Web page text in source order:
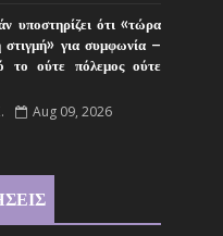
υποστηρίζει ότι «τώρα
στιγμή» για συμφωνία –
το ούτε πόλεμος ούτε
Aug 09, 2026